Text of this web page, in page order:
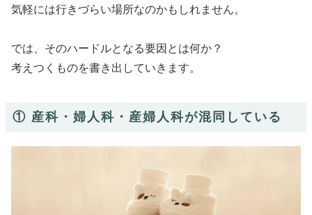
気軽には行きづらい場所なのかもしれません。
では、そのハードルとなる要因とは何か？
考えつくものを書き出していきます。
① 産科・婦人科・産婦人科が混同している